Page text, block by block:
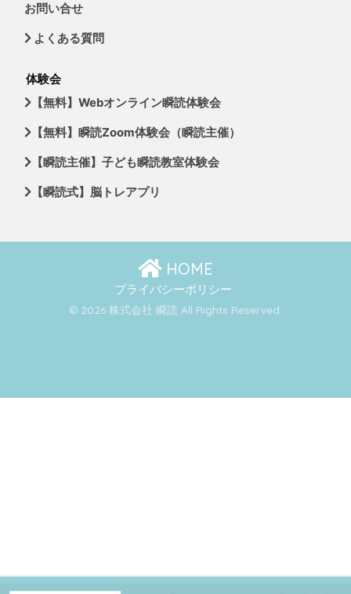
お問い合せ
よくある質問
体験会
【無料】Webオンライン瞬読体験会
【無料】瞬読Zoom体験会（瞬読主催）
【瞬読主催】子ども瞬読教室体験会
【瞬読式】脳トレアプリ
HOME
プライバシーポリシー
© 2026 株式会社 瞬読 All Rights Reserved.